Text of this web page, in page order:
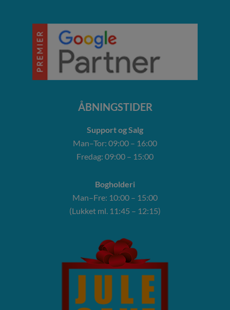
ÅBNINGSTIDER
Support og Salg
Man–Tor: 09:00 – 16:00
Fredag: 09:00 – 15:00
Bogholderi
Man–Fre: 10:00 – 15:00
(Lukket ml. 11:45 – 12:15)